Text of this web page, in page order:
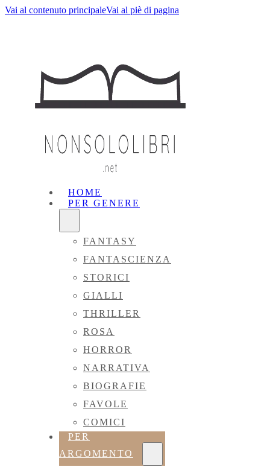
Vai al contenuto principaleVai al piè di pagina
HOME
PER GENERE
FANTASY
FANTASCIENZA
STORICI
GIALLI
THRILLER
ROSA
HORROR
NARRATIVA
BIOGRAFIE
FAVOLE
COMICI
PER
ARGOMENTO